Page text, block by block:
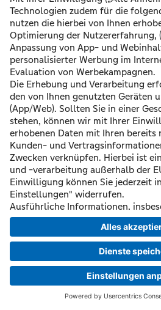
Das Zertifikat erhältst du direkt
Los geht's
©2026 Volksbank Köln Bonn
Datenschutz
PflichtinformationenAGB /
Barrierefreiheit
Cookie-Einstellungen